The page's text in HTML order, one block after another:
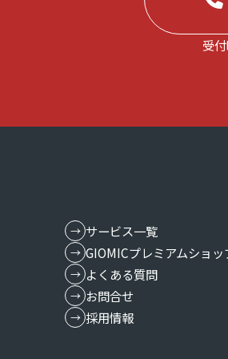
受
サービス一覧
GIOMICプレミアムショッ
よくある質問
お問合せ
採用情報